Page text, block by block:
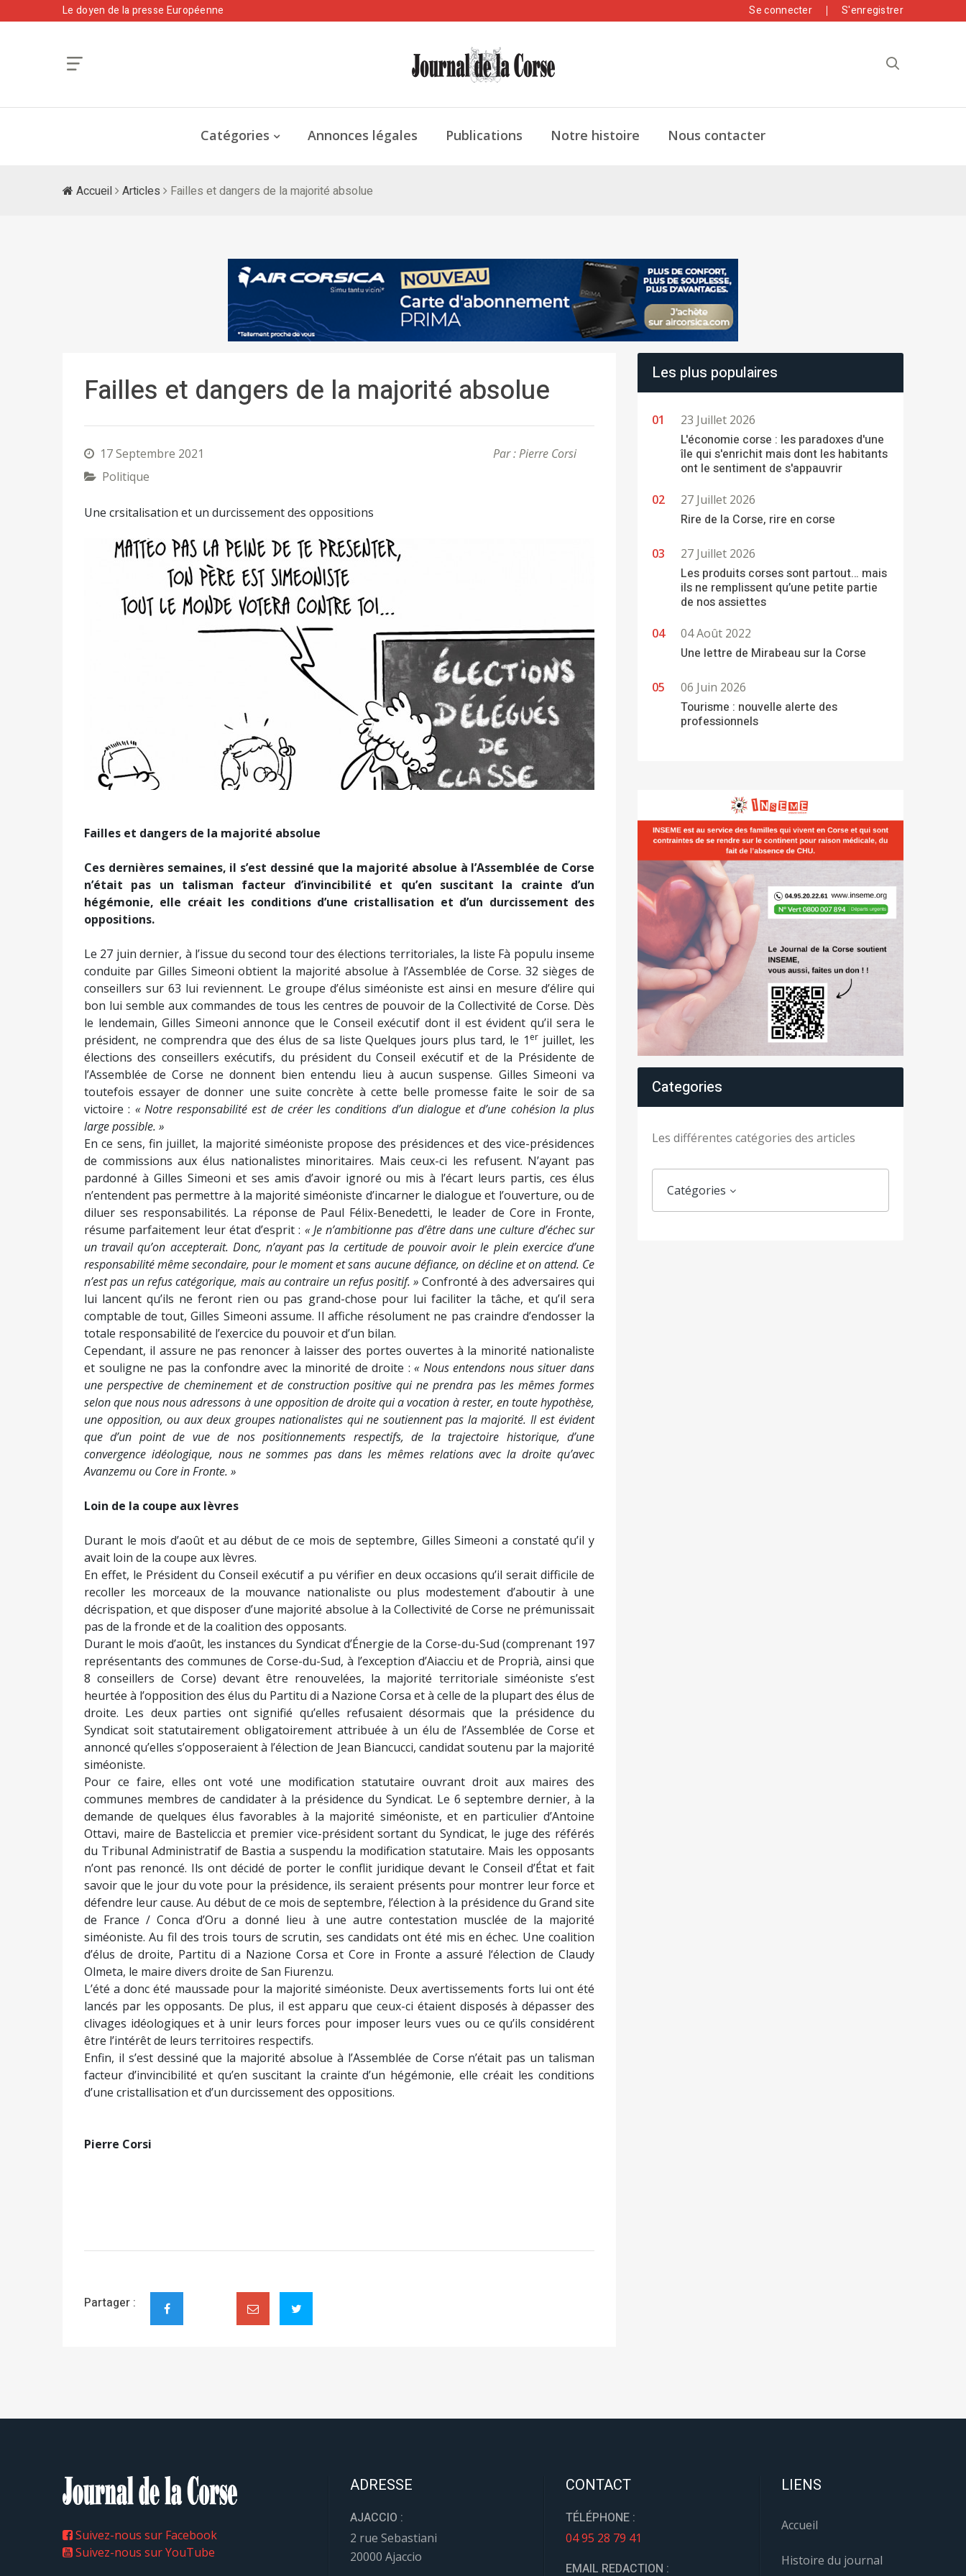
Le doyen de la presse Européenne Se connecter S'enregistrer
Catégories Annonces légales Publications Notre histoire Nous contacter
Accueil Articles Failles et dangers de la majorité absolue
Failles et dangers de la majorité absolue
17 Septembre 2021
Par : Pierre Corsi
Politique
Une crsitalisation et un durcissement des oppositions
Suivant
Failles et dangers de la majorité absolue
Ces dernières semaines, il s’est dessiné que la majorité absolue à l’Assemblée de Corse
n’était pas un talisman facteur d’invincibilité et qu’en suscitant la crainte d’un
hégémonie, elle créait les conditions d’une cristallisation et d’un durcissement des
oppositions.
Le 27 juin dernier, à l’issue du second tour des élections territoriales, la liste Fà populu inseme
conduite par Gilles Simeoni obtient la majorité absolue à l’Assemblée de Corse. 32 sièges de
conseillers sur 63 lui reviennent. Le groupe d’élus siméoniste est ainsi en mesure d’élire qui
bon lui semble aux commandes de tous les centres de pouvoir de la Collectivité de Corse. Dès
le lendemain, Gilles Simeoni annonce que le Conseil exécutif dont il est évident qu’il sera le
président, ne comprendra que des élus de sa liste Quelques jours plus tard, le 1 er juillet, les
élections des conseillers exécutifs, du président du Conseil exécutif et de la Présidente de
l’Assemblée de Corse ne donnent bien entendu lieu à aucun suspense. Gilles Simeoni va
toutefois essayer de donner une suite concrète à cette belle promesse faite le soir de sa
victoire : « Notre responsabilité est de créer les conditions d’un dialogue et d’une cohésion la plus
large possible. »
En ce sens, fin juillet, la majorité siméoniste propose des présidences et des vice-présidences
de commissions aux élus nationalistes minoritaires. Mais ceux-ci les refusent. N’ayant pas
pardonné à Gilles Simeoni et ses amis d’avoir ignoré ou mis à l’écart leurs partis, ces élus
n’entendent pas permettre à la majorité siméoniste d’incarner le dialogue et l’ouverture, ou de
diluer ses responsabilités. La réponse de Paul Félix-Benedetti, le leader de Core in Fronte,
résume parfaitement leur état d’esprit : « Je n’ambitionne pas d’être dans une culture d’échec sur
un travail qu’on accepterait. Donc, n’ayant pas la certitude de pouvoir avoir le plein exercice d’une
responsabilité même secondaire, pour le moment et sans aucune défiance, on décline et on attend. Ce
n’est pas un refus catégorique, mais au contraire un refus positif. » Confronté à des adversaires qui
lui lancent qu’ils ne feront rien ou pas grand-chose pour lui faciliter la tâche, et qu’il sera
comptable de tout, Gilles Simeoni assume. Il affiche résolument ne pas craindre d’endosser la
totale responsabilité de l’exercice du pouvoir et d’un bilan.
Cependant, il assure ne pas renoncer à laisser des portes ouvertes à la minorité nationaliste
et souligne ne pas la confondre avec la minorité de droite :« Nous entendons nous situer dans
une perspective de cheminement et de construction positive qui ne prendra pas les mêmes formes
selon que nous nous adressons à une opposition de droite qui a vocation à rester, en toute hypothèse,
une opposition, ou aux deux groupes nationalistes qui ne soutiennent pas la majorité. Il est évident
que d’un point de vue de nos positionnements respectifs, de la trajectoire historique, d’une
convergence idéologique, nous ne sommes pas dans les mêmes relations avec la droite qu’avec
Avanzemu ou Core in Fronte. »
Loin de la coupe aux lèvres
Durant le mois d’août et au début de ce mois de septembre, Gilles Simeoni a constaté qu’il y
avait loin de la coupe aux lèvres.
En effet, le Président du Conseil exécutif a pu vérifier en deux occasions qu’il serait difficile de
recoller les morceaux de la mouvance nationaliste ou plus modestement d’aboutir à une
décrispation, et que disposer d’une majorité absolue à la Collectivité de Corse ne prémunissait
pas de la fronde et de la coalition des opposants.
Durant le mois d’août, les instances du Syndicat d’Énergie de la Corse-du-Sud (comprenant 197
représentants des communes de Corse-du-Sud, à l’exception d’Aiacciu et de Proprià, ainsi que
8 conseillers de Corse) devant être renouvelées, la majorité territoriale siméoniste s’est
heurtée à l’opposition des élus du Partitu di a Nazione Corsa et à celle de la plupart des élus de
droite. Les deux parties ont signifié qu’elles refusaient désormais que la présidence du
Syndicat soit statutairement obligatoirement attribuée à un élu de l’Assemblée de Corse et
annoncé qu’elles s’opposeraient à l’élection de Jean Biancucci, candidat soutenu par la majorité
siméoniste.
Pour ce faire, elles ont voté une modification statutaire ouvrant droit aux maires des
communes membres de candidater à la présidence du Syndicat. Le 6 septembre dernier, à la
demande de quelques élus favorables à la majorité siméoniste, et en particulier d’Antoine
Ottavi, maire de Basteliccia et premier vice-président sortant du Syndicat, le juge des référés
du Tribunal Administratif de Bastia a suspendu la modification statutaire. Mais les opposants
n’ont pas renoncé. Ils ont décidé de porter le conflit juridique devant le Conseil d’État et fait
savoir que le jour du vote pour la présidence, ils seraient présents pour montrer leur force et
défendre leur cause. Au début de ce mois de septembre, l’élection à la présidence du Grand site
de France / Conca d’Oru a donné lieu à une autre contestation musclée de la majorité
siméoniste. Au fil des trois tours de scrutin, ses candidats ont été mis en échec. Une coalition
d’élus de droite, Partitu di a Nazione Corsa et Core in Fronte a assuré l‘élection de Claudy
Olmeta, le maire divers droite de San Fiurenzu.
L’été a donc été maussade pour la majorité siméoniste. Deux avertissements forts lui ont été
lancés par les opposants. De plus, il est apparu que ceux-ci étaient disposés à dépasser des
clivages idéologiques et à unir leurs forces pour imposer leurs vues ou ce qu’ils considérent
être l’intérêt de leurs territoires respectifs.
Enfin, il s’est dessiné que la majorité absolue à l’Assemblée de Corse n’était pas un talisman
facteur d’invincibilité et qu’en suscitant la crainte d’un hégémonie, elle créait les conditions
d’une cristallisation et d’un durcissement des oppositions.
Pierre Corsi
Partager :
Les plus populaires
23 Juillet 2026
L'économie corse : les paradoxes d'une
île qui s'enrichit mais dont les habitants
ont le sentiment de s'appauvrir
27 Juillet 2026
Rire de la Corse, rire en corse
27 Juillet 2026
Les produits corses sont partout… mais
ils ne remplissent qu’une petite partie
de nos assiettes
04 Août 2022
Une lettre de Mirabeau sur la Corse
06 Juin 2026
Tourisme : nouvelle alerte des
professionnels
Categories
Les différentes catégories des articles
Catégories
Suivez-nous sur Facebook
Suivez-nous sur YouTube
ADRESSE
AJACCIO :
2 rue Sebastiani
20000 Ajaccio
CONTACT
TÉLÉPHONE :
04 95 28 79 41
EMAIL REDACTION :
LIENS
Accueil
Histoire du journal